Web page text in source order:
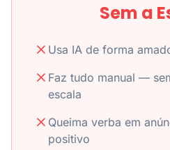
Sem a
Usa IA de forma
Faz tudo manual —
escala
Queima verba em
positivo